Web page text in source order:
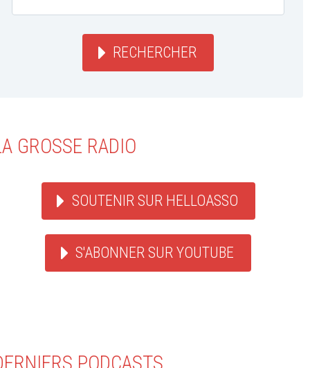
RECHERCHER
GROSSE RADIO
SOUTENIR SUR HELLOASSO
S'ABONNER SUR YOUTUBE
PODCASTS